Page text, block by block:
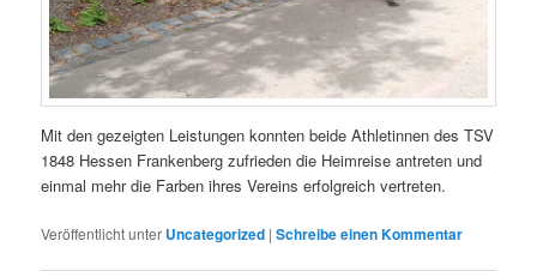
Mit den gezeigten Leistungen konnten beide Athletinnen des TSV
1848 Hessen Frankenberg zufrieden die Heimreise antreten und
einmal mehr die Farben ihres Vereins erfolgreich vertreten.
Veröffentlicht unter Uncategorized |Schreibe einen Kommentar